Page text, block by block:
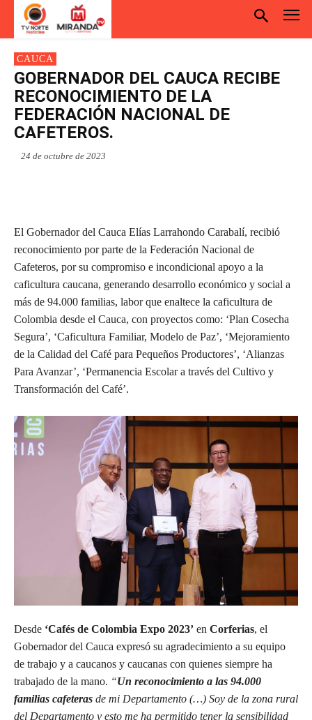
CAUCA
GOBERNADOR DEL CAUCA RECIBE
RECONOCIMIENTO DE LA
FEDERACIÓN NACIONAL DE
CAFETEROS.
24 de octubre de 2023
El Gobernador del Cauca Elías Larrahondo Carabalí, recibió
reconocimiento por parte de la Federación Nacional de
Cafeteros, por su compromiso e incondicional apoyo a la
caficultura caucana, generando desarrollo económico y social a
más de 94.000 familias, labor que enaltece la caficultura de
Colombia desde el Cauca, con proyectos como: ‘Plan Cosecha
Segura’, ‘Caficultura Familiar, Modelo de Paz’, ‘Mejoramiento
de la Calidad del Café para Pequeños Productores’, ‘Alianzas
Para Avanzar’, ‘Permanencia Escolar a través del Cultivo y
Transformación del Café’.
Desde ‘Cafés de Colombia Expo 2023’ en Corferias, el
Gobernador del Cauca expresó su agradecimiento a su equipo
de trabajo y a caucanos y caucanas con quienes siempre ha
trabajado de la mano. “Un reconocimiento a las 94.000
familias cafeteras de mi Departamento (…) Soy de la zona rural
del Departamento y esto me ha permitido tener la sensibilidad